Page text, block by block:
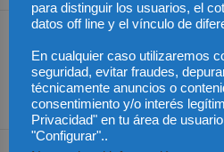
Sube el precio de la
vivienda en España con
respecto al año pasado
para distinguir los usuarios, el
datos off line y el vínculo de
En cualquier caso utilizaremos
seguridad, evitar fraudes,
técnicamente anuncios o
consentimiento y/o interés
Privacidad" en tu área de
"Configurar"..